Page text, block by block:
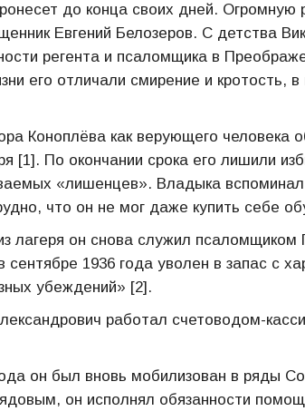
до конца своих дней. Огромную
Евгений Белозеров. С детства
регента и псаломщика в
его отличали смирение и кротость,
Коноплёва как верующего человека
[1]. По окончании срока его лишили
«лишенцев». Владыка
что он не мог даже купить себе
лагеря он снова служил псаломщиком
1936 года уволен в запас с
убеждений» [2].
работал счетоводом-
он был вновь мобилизован в ряды
он исполнял обязанности